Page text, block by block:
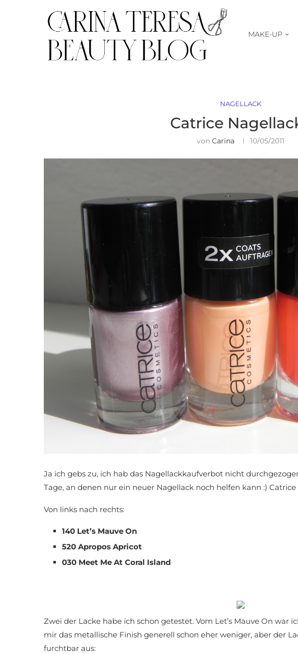
MAKE-UP
NAGELLACK
Catrice
vonCarina 10/05/2011
Ja ich gebs zu, ich hab das Nagellackkaufverbot nicht
Tage, an denen nur ein neuer Nagellack noch helfen kann :)
Von links nach rechts:
140 Let’s Mauve On
520 Apropos Apricot
030 Meet Me At Coral Island
Zwei der Lacke habe ich schon getestet. Vom Let’s Mauve On war
mir das metallische Finish generell schon eher weniger, aber der
furchtbar aus: